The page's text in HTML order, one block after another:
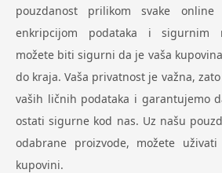
pouzdanost prilikom svake online
enkripcijom podataka i sigurnim
možete biti sigurni da je vaša
do kraja. Vaša privatnost je važna,
vaših ličnih podataka i garantujemo
ostati sigurne kod nas. Uz našu
odabrane proizvode, možete
kupovini.